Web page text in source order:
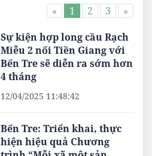
« 1 2 3 »
Sự kiện hợp long cầu Rạch
Miễu 2 nối Tiền Giang với
Bến Tre sẽ diễn ra sớm hơn
4 tháng
12/04/2025 11:48:42
Bến Tre: Triển khai, thực
hiện hiệu quả Chương